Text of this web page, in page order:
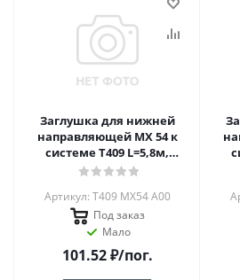
Заглушка для нижней
направляющей MX 54 к
системе Т409 L=5,8м,
Серебро А00
Артикул: Т409 MX54 A00
Под заказ
Мало
101.52₽/пог.